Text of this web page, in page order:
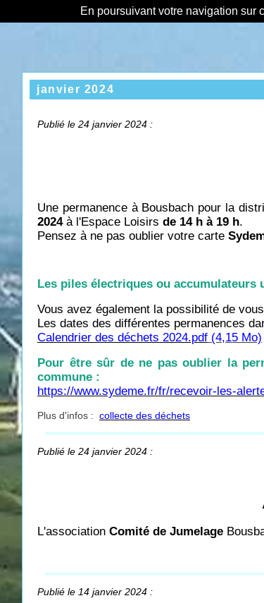
En poursuivant votre navigation sur
janvier 2024
Publié le 24 janvier 2024 :
Une permanence à Bousbach pour la
2024à l'Espace Loisirs de 14 h à 19 h.
Pensez à ne pas oublier votre carte
Les piles électriques ou accumulateurs
Vous avez également la possibilité de
Les dates des différentes permanences
Calendrier des déchets 2024.pdf (4,15 Mo)
Pour être sûr de ne pas oublier la
commune :
https://www.sydeme.fr/fr/recevoir-les-
Plus d'infos : collecte des déchets
Publié le 24 janvier 2024 :
L'association Comité de Jumelage
Publié le 14 janvier 2024 :